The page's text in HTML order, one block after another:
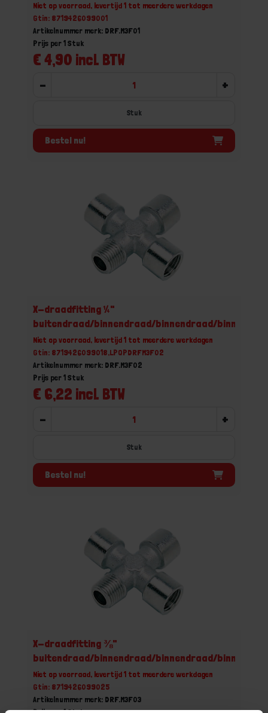
Niet op voorraad, levertijd 1 tot meerdere werkdagen
Gtin: 8719426099001
Artikelnummer merk: DRF.M3F01
€ 4,90 incl. BTW
Prijs per 1 Stuk
- +
Stuk
Bestel nu!
X-draadfitting ¼"
buitendraad/binnendraad/binnendraad/
Niet op voorraad, levertijd 1 tot meerdere werkdagen
Gtin: 8719426099018,LPQPDRFM3F02
Artikelnummer merk: DRF.M3F02
€ 6,22 incl. BTW
Prijs per 1 Stuk
- +
Stuk
Bestel nu!
X-draadfitting ⅜"
buitendraad/binnendraad/binnendraad/
Niet op voorraad, levertijd 1 tot meerdere werkdagen
Gtin: 8719426099025
Artikelnummer merk: DRF.M3F03